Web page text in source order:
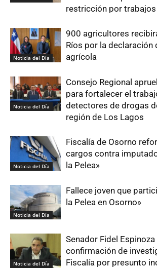
restricción por
Noticia del Día
900 agricultores
Ríos por la declaración
agrícola
Noticia del Día
Consejo Regional
para fortalecer el
detectores de drogas
región de Los Lagos
Noticia del Día
Fiscalía de Osorno
cargos contra
la Pelea»
Noticia del Día
Fallece joven que
la Pelea en Osorno»
Noticia del Día
Senador Fidel
confirmación de
Fiscalía por presunto